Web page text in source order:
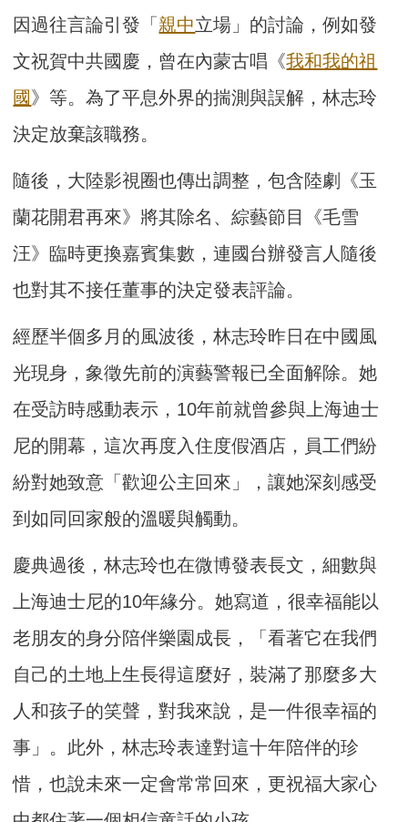
因過往言論引發「 親中立場」的討論，例如發
文祝賀中共國慶，曾在內蒙古唱《我和我的祖
國》等。為了平息外界的揣測與誤解，林志玲
決定放棄該職務。
隨後，大陸影視圈也傳出調整，包含陸劇《玉
蘭花開君再來》將其除名、綜藝節目《毛雪
汪》臨時更換嘉賓集數，連國台辦發言人隨後
也對其不接任董事的決定發表評論。
經歷半個多月的風波後，林志玲昨日在中國風
光現身，象徵先前的演藝警報已全面解除。她
在受訪時感動表示，10年前就曾參與上海迪士
尼的開幕，這次再度入住度假酒店，員工們紛
紛對她致意「歡迎公主回來」，讓她深刻感受
到如同回家般的溫暖與觸動。
慶典過後，林志玲也在微博發表長文，細數與
上海迪士尼的10年緣分。她寫道，很幸福能以
老朋友的身分陪伴樂園成長，「看著它在我們
自己的土地上生長得這麼好，裝滿了那麼多大
人和孩子的笑聲，對我來說，是一件很幸福的
事」。此外，林志玲表達對這十年陪伴的珍
惜，也說未來一定會常常回來，更祝福大家心